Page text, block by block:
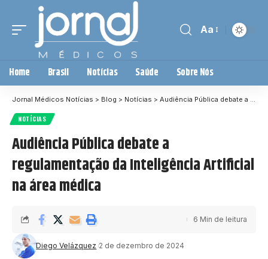
Aa
Home Brasil Notícias Saúde Sobre Nós
Jornal Médicos Notícias > Blog > Notícias > Audiência Pública debate a regulamentação da Inteligência Artificial na área médica
NOTÍCIAS
Audiência Pública debate a
regulamentação da Inteligência Artificial
na área médica
Diego Velázquez 2 de dezembro de 2024
6 Min de leitura